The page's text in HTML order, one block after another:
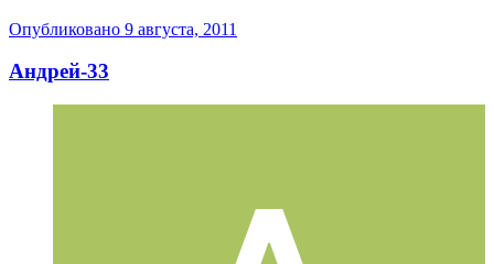
Опубликовано 9 августа, 2011
Андрей-33